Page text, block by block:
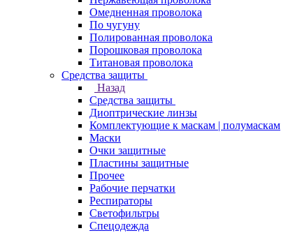
Омедненная проволока
По чугуну
Полированная проволока
Порошковая проволока
Титановая проволока
Средства защиты
Назад
Средства защиты
Диоптрические линзы
Комплектующие к маскам | полумаскам
Маски
Очки защитные
Пластины защитные
Прочее
Рабочие перчатки
Респираторы
Светофильтры
Спецодежда